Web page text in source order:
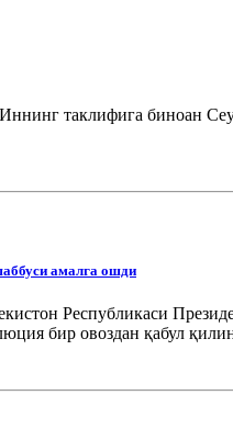
таклифига биноан
амалга ошди
Республикаси
бир овоздан қабул